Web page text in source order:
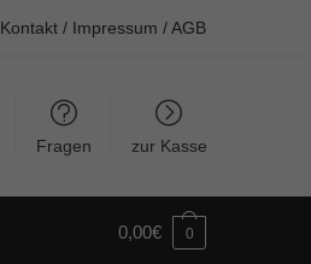
Kontakt / Impressum /AGB
Fragen zur Kasse
0,00€ 0